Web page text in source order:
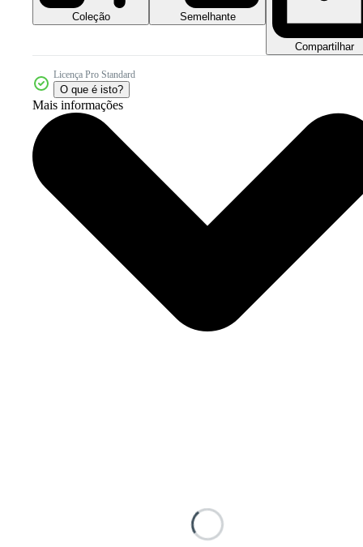
Coleção Semelhante
Compartilhar
Licença Pro Standard
O que é isto?
Mais informações